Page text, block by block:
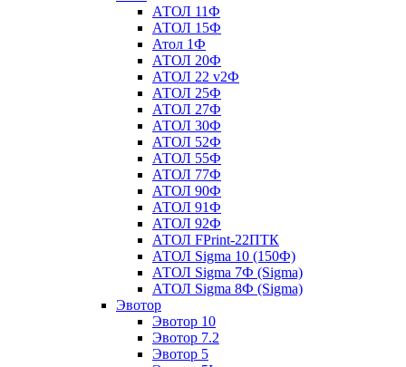
АТОЛ 11Ф
АТОЛ 15Ф
Атол 1Ф
АТОЛ 20Ф
АТОЛ 22 v2Ф
АТОЛ 25Ф
АТОЛ 27Ф
АТОЛ 30Ф
АТОЛ 52Ф
АТОЛ 55Ф
АТОЛ 77Ф
АТОЛ 90Ф
АТОЛ 91Ф
АТОЛ 92Ф
АТОЛ FPrint-22ПТК
АТОЛ Sigma 10 (150Ф)
АТОЛ Sigma 7Ф (Sigma)
АТОЛ Sigma 8Ф (Sigma)
Эвотор
Эвотор 10
Эвотор 7.2
Эвотор 5